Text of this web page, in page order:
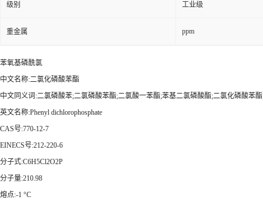
级别 工业级
重金属 ppm
苯氧基磷酰氯
中文名称:二氯化磷酸苯酯
中文同义词:二氯磷酸苯;二氯磷酸苯酯;二氯酸一苯酯;苯基二氯磷酸酯;二氯化磷酸苯
英文名称:Phenyl dichlorophosphate
CAS号:770-12-7
EINECS号:212-220-6
分子式:C6H5Cl2O2P
分子量:210.98
熔点:-1 °C